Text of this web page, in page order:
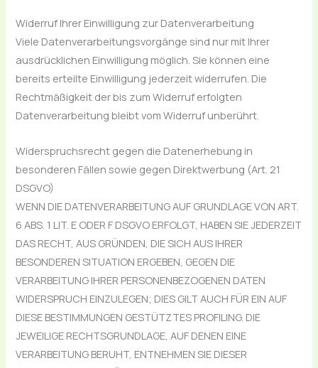
Widerruf Ihrer Einwilligung zur Datenverarbeitung
Viele Datenverarbeitungsvorgänge sind nur mit Ihrer
ausdrücklichen Einwilligung möglich. Sie können eine
bereits erteilte Einwilligung jederzeit widerrufen. Die
Rechtmäßigkeit der bis zum Widerruf erfolgten
Datenverarbeitung bleibt vom Widerruf unberührt.
Widerspruchsrecht gegen die Datenerhebung in
besonderen Fällen sowie gegen Direktwerbung (Art. 21
DSGVO)
WENN DIE DATENVERARBEITUNG AUF GRUNDLAGE VON ART.
6 ABS. 1 LIT. E ODER F DSGVO ERFOLGT, HABEN SIE JEDERZEIT
DAS RECHT, AUS GRÜNDEN, DIE SICH AUS IHRER
BESONDEREN SITUATION ERGEBEN, GEGEN DIE
VERARBEITUNG IHRER PERSONENBEZOGENEN DATEN
WIDERSPRUCH EINZULEGEN; DIES GILT AUCH FÜR EIN AUF
DIESE BESTIMMUNGEN GESTÜTZTES PROFILING. DIE
JEWEILIGE RECHTSGRUNDLAGE, AUF DENEN EINE
VERARBEITUNG BERUHT, ENTNEHMEN SIE DIESER